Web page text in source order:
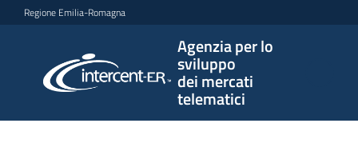
Vai al contenuto
Vai alla navigazione
Vai al footer
Regione Emilia-Romagna
Agenzia per lo
sviluppo
dei mercati
telematici
per lo
sviluppo